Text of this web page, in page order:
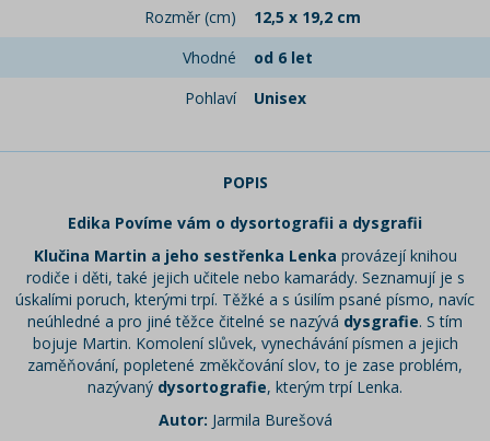
Rozměr (cm)
12,5 x 19,2 cm
Vhodné
od 6 let
Pohlaví
Unisex
POPIS
Edika Povíme vám o dysortografii a dysgrafii
Klučina Martin a jeho sestřenka Lenka provázejí knihou
rodiče i děti, také jejich učitele nebo kamarády. Seznamují je s
úskalími poruch, kterými trpí. Těžké a s úsilím psané písmo, navíc
neúhledné a pro jiné těžce čitelné se nazývá dysgrafie. S tím
bojuje Martin. Komolení slůvek, vynechávání písmen a jejich
zaměňování, popletené změkčování slov, to je zase problém,
nazývaný dysortografie, kterým trpí Lenka.
Autor: Jarmila Burešová